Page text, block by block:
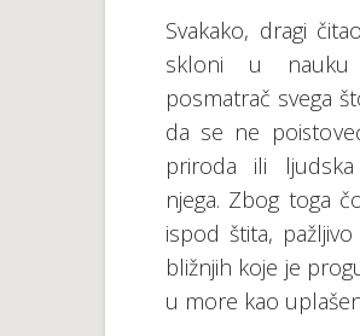
Svakako, dragi
skloni u nauku
posmatrač svega
da se ne
priroda ili
njega. Zbog toga
ispod štita,
bližnjih koje je
u more kao